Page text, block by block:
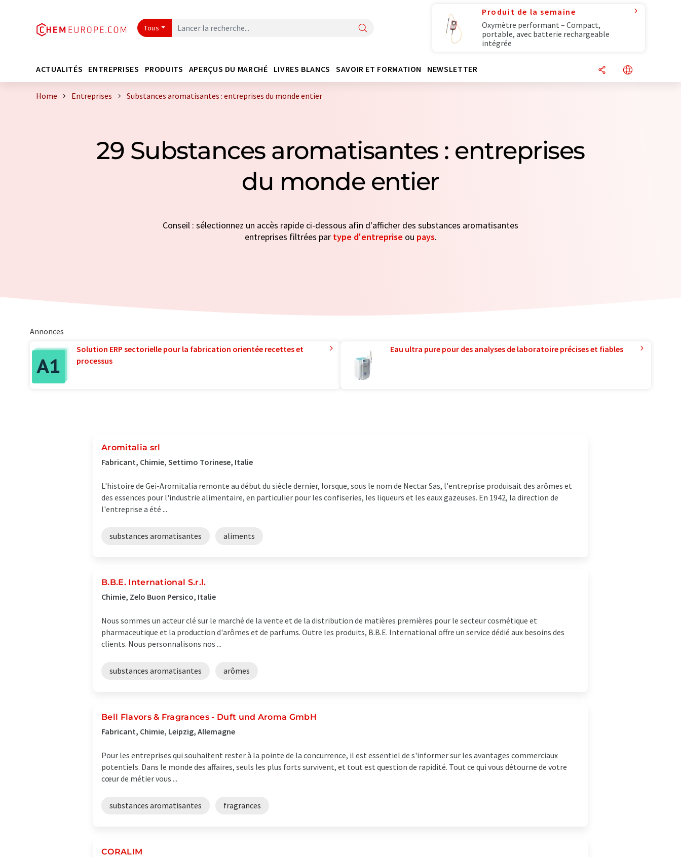
Tous
Produit de la semaine
Oxymètre performant – Compact,
portable, avec batterie rechargeable
intégrée
ACTUALITÉS ENTREPRISES PRODUITS APERÇUS DU MARCHÉ LIVRES BLANCS SAVOIR ET FORMATION NEWSLETTER
Home Entreprises Substances aromatisantes : entreprises du monde entier
29 Substances aromatisantes : entreprises
du monde entier
Conseil : sélectionnez un accès rapide ci-dessous afin d'afficher des substances aromatisantes
entreprises filtrées par type d'entreprise ou pays.
Annonces
Solution ERP sectorielle pour la fabrication orientée recettes et
processus
Eau ultra pure pour des analyses de laboratoire précises et fiables
Aromitalia srl
Fabricant, Chimie, Settimo Torinese, Italie
L'histoire de Gei-Aromitalia remonte au début du siècle dernier, lorsque, sous le nom de Nectar Sas, l'entreprise produisait des arômes et
des essences pour l'industrie alimentaire, en particulier pour les confiseries, les liqueurs et les eaux gazeuses. En 1942, la direction de
l'entreprise a été ...
substances aromatisantes aliments
B.B.E. International S.r.l.
Chimie, Zelo Buon Persico, Italie
Nous sommes un acteur clé sur le marché de la vente et de la distribution de matières premières pour le secteur cosmétique et
pharmaceutique et la production d'arômes et de parfums. Outre les produits, B.B.E. International offre un service dédié aux besoins des
clients. Nous personnalisons nos ...
substances aromatisantes arômes
Bell Flavors & Fragrances - Duft und Aroma GmbH
Fabricant, Chimie, Leipzig, Allemagne
Pour les entreprises qui souhaitent rester à la pointe de la concurrence, il est essentiel de s'informer sur les avantages commerciaux
potentiels. Dans le monde des affaires, seuls les plus forts survivent, et tout est question de rapidité. Tout ce qui vous détourne de votre
cœur de métier vous ...
substances aromatisantes fragrances
CORALIM